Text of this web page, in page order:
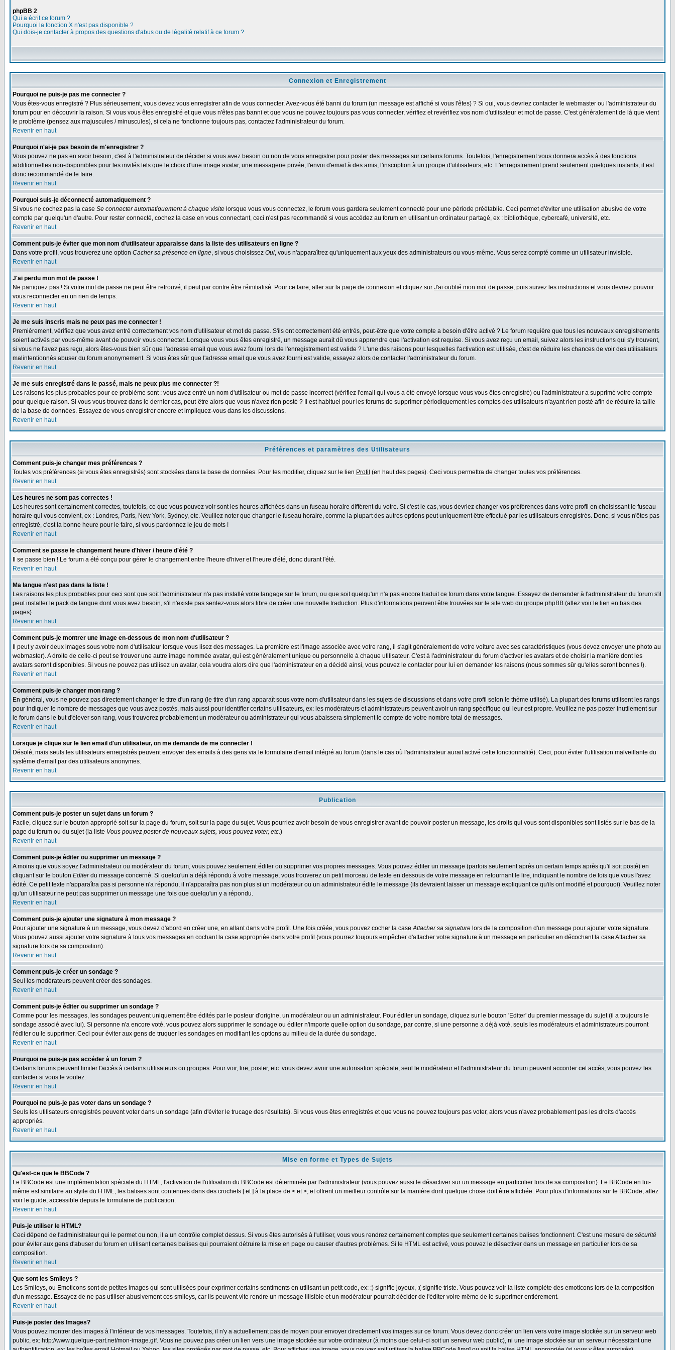
phpBB 2
Qui a écrit ce forum ?
Pourquoi la fonction X n'est pas disponible ?
Qui dois-je contacter à propos des questions d'abus ou de légalité relatif à ce forum ?
Connexion et Enregistrement
Pourquoi ne puis-je pas me connecter ?
Vous êtes-vous enregistré ? Plus sérieusement, vous devez vous enregistrer afin de vous connecter. Avez-vous été banni du forum (un message est affiché si vous l'êtes) ? Si oui, vous devriez contacter le webmaster ou l'administrateur du
forum pour en découvrir la raison. Si vous vous êtes enregistré et que vous n'êtes pas banni et que vous ne pouvez toujours pas vous connecter, vérifiez et revérifiez vos nom d'utilisateur et mot de passe. C'est généralement de là que vient
le problème (pensez aux majuscules / minuscules), si cela ne fonctionne toujours pas, contactez l'administrateur du forum.
Revenir en haut
Pourquoi n'ai-je pas besoin de m'enregistrer ?
Vous pouvez ne pas en avoir besoin, c'est à l'administrateur de décider si vous avez besoin ou non de vous enregistrer pour poster des messages sur certains forums. Toutefois, l'enregistrement vous donnera accès à des fonctions
additionnelles non-disponibles pour les invités tels que le choix d'une image avatar, une messagerie privée, l'envoi d'email à des amis, l'inscription à un groupe d'utilisateurs, etc. L'enregistrement prend seulement quelques instants, il est
donc recommandé de le faire.
Revenir en haut
Pourquoi suis-je déconnecté automatiquement ?
Si vous ne cochez pas la case Se connecter automatiquement à chaque visite lorsque vous vous connectez, le forum vous gardera seulement connecté pour une période préétablie. Ceci permet d'éviter une utilisation abusive de votre
compte par quelqu'un d'autre. Pour rester connecté, cochez la case en vous connectant, ceci n'est pas recommandé si vous accédez au forum en utilisant un ordinateur partagé, ex : bibliothèque, cybercafé, université, etc.
Revenir en haut
Comment puis-je éviter que mon nom d'utilisateur apparaisse dans la liste des utilisateurs en ligne ?
Dans votre profil, vous trouverez une option Cacher sa présence en ligne, si vous choisissez Oui, vous n'apparaîtrez qu'uniquement aux yeux des administrateurs ou vous-même. Vous serez compté comme un utilisateur invisible.
Revenir en haut
J'ai perdu mon mot de passe !
Ne paniquez pas ! Si votre mot de passe ne peut être retrouvé, il peut par contre être réinitialisé. Pour ce faire, aller sur la page de connexion et cliquez sur J'ai oublié mon mot de passe, puis suivez les instructions et vous devriez pouvoir
vous reconnecter en un rien de temps.
Revenir en haut
Je me suis inscris mais ne peux pas me connecter !
Premièrement, vérifiez que vous avez entré correctement vos nom d'utilisateur et mot de passe. S'ils ont correctement été entrés, peut-être que votre compte a besoin d'être activé ? Le forum requière que tous les nouveaux enregistrements
soient activés par vous-même avant de pouvoir vous connecter. Lorsque vous vous êtes enregistré, un message aurait dû vous apprendre que l'activation est requise. Si vous avez reçu un email, suivez alors les instructions qui s'y trouvent,
si vous ne l'avez pas reçu, alors êtes-vous bien sûr que l'adresse email que vous avez fourni lors de l'enregistrement est valide ? L'une des raisons pour lesquelles l'activation est utilisée, c'est de réduire les chances de voir des utilisateurs
malintentionnés abuser du forum anonymement. Si vous êtes sûr que l'adresse email que vous avez fourni est valide, essayez alors de contacter l'administrateur du forum.
Revenir en haut
Je me suis enregistré dans le passé, mais ne peux plus me connecter ?!
Les raisons les plus probables pour ce problème sont : vous avez entré un nom d'utilisateur ou mot de passe incorrect (vérifiez l'email qui vous a été envoyé lorsque vous vous êtes enregistré) ou l'administrateur a supprimé votre compte
pour quelque raison. Si vous vous trouvez dans le dernier cas, peut-être alors que vous n'avez rien posté ? Il est habituel pour les forums de supprimer périodiquement les comptes des utilisateurs n'ayant rien posté afin de réduire la taille
de la base de données. Essayez de vous enregistrer encore et impliquez-vous dans les discussions.
Revenir en haut
Préférences et paramètres des Utilisateurs
Comment puis-je changer mes préférences ?
Toutes vos préférences (si vous êtes enregistrés) sont stockées dans la base de données. Pour les modifier, cliquez sur le lien Profil (en haut des pages). Ceci vous permettra de changer toutes vos préférences.
Revenir en haut
Les heures ne sont pas correctes !
Les heures sont certainement correctes, toutefois, ce que vous pouvez voir sont les heures affichées dans un fuseau horaire différent du votre. Si c'est le cas, vous devriez changer vos préférences dans votre profil en choisissant le fuseau
horaire qui vous convient, ex : Londres, Paris, New York, Sydney, etc. Veuillez noter que changer le fuseau horaire, comme la plupart des autres options peut uniquement être effectué par les utilisateurs enregistrés. Donc, si vous n'êtes pas
enregistré, c'est la bonne heure pour le faire, si vous pardonnez le jeu de mots !
Revenir en haut
Comment se passe le changement heure d'hiver / heure d'été ?
Il se passe bien ! Le forum a été conçu pour gérer le changement entre l'heure d'hiver et l'heure d'été, donc durant l'été.
Revenir en haut
Ma langue n'est pas dans la liste !
Les raisons les plus probables pour ceci sont que soit l'administrateur n'a pas installé votre langage sur le forum, ou que soit quelqu'un n'a pas encore traduit ce forum dans votre langue. Essayez de demander à l'administrateur du forum s'il
peut installer le pack de langue dont vous avez besoin, s'il n'existe pas sentez-vous alors libre de créer une nouvelle traduction. Plus d'informations peuvent être trouvées sur le site web du groupe phpBB (allez voir le lien en bas des
pages).
Revenir en haut
Comment puis-je montrer une image en-dessous de mon nom d'utilisateur ?
Il peut y avoir deux images sous votre nom d'utilisateur lorsque vous lisez des messages. La première est l'image associée avec votre rang, il s'agit généralement de votre voiture avec ses caractéristiques (vous devez envoyer une photo au
webmaster). A droite de celle-ci peut se trouver une autre image nommée avatar, qui est généralement unique ou personnelle à chaque utilisateur. C'est à l'administrateur du forum d'activer les avatars et de choisir la manière dont les
avatars seront disponibles. Si vous ne pouvez pas utilisez un avatar, cela voudra alors dire que l'administrateur en a décidé ainsi, vous pouvez le contacter pour lui en demander les raisons (nous sommes sûr qu'elles seront bonnes !).
Revenir en haut
Comment puis-je changer mon rang ?
En général, vous ne pouvez pas directement changer le titre d'un rang (le titre d'un rang apparaît sous votre nom d'utilisateur dans les sujets de discussions et dans votre profil selon le thème utilisé). La plupart des forums utilisent les rangs
pour indiquer le nombre de messages que vous avez postés, mais aussi pour identifier certains utilisateurs, ex: les modérateurs et administrateurs peuvent avoir un rang spécifique qui leur est propre. Veuillez ne pas poster inutilement sur
le forum dans le but d'élever son rang, vous trouverez probablement un modérateur ou administrateur qui vous abaissera simplement le compte de votre nombre total de messages.
Revenir en haut
Lorsque je clique sur le lien email d'un utilisateur, on me demande de me connecter !
Désolé, mais seuls les utilisateurs enregistrés peuvent envoyer des emails à des gens via le formulaire d'email intégré au forum (dans le cas où l'administrateur aurait activé cette fonctionnalité). Ceci, pour éviter l'utilisation malveillante du
système d'email par des utilisateurs anonymes.
Revenir en haut
Publication
Comment puis-je poster un sujet dans un forum ?
Facile, cliquez sur le bouton approprié soit sur la page du forum, soit sur la page du sujet. Vous pourriez avoir besoin de vous enregistrer avant de pouvoir poster un message, les droits qui vous sont disponibles sont listés sur le bas de la
page du forum ou du sujet (la liste Vous pouvez poster de nouveaux sujets, vous pouvez voter, etc.)
Revenir en haut
Comment puis-je éditer ou supprimer un message ?
A moins que vous soyez l'administrateur ou modérateur du forum, vous pouvez seulement éditer ou supprimer vos propres messages. Vous pouvez éditer un message (parfois seulement après un certain temps après qu'il soit posté) en
cliquant sur le bouton Editerdu message concerné. Si quelqu'un a déjà répondu à votre message, vous trouverez un petit morceau de texte en dessous de votre message en retournant le lire, indiquant le nombre de fois que vous l'avez
édité. Ce petit texte n'apparaîtra pas si personne n'a répondu, il n'apparaîtra pas non plus si un modérateur ou un administrateur édite le message (ils devraient laisser un message expliquant ce qu'ils ont modifié et pourquoi). Veuillez noter
qu'un utilisateur ne peut pas supprimer un message une fois que quelqu'un y a répondu.
Revenir en haut
Comment puis-je ajouter une signature à mon message ?
Pour ajouter une signature à un message, vous devez d'abord en créer une, en allant dans votre profil. Une fois créée, vous pouvez cocher la caseAttacher sa signature lors de la composition d'un message pour ajouter votre signature.
Vous pouvez aussi ajouter votre signature à tous vos messages en cochant la case appropriée dans votre profil (vous pourrez toujours empêcher d'attacher votre signature à un message en particulier en décochant la case Attacher sa
signature lors de sa composition).
Revenir en haut
Comment puis-je créer un sondage ?
Seul les modérateurs peuvent créer des sondages.
Revenir en haut
Comment puis-je éditer ou supprimer un sondage ?
Comme pour les messages, les sondages peuvent uniquement être édités par le posteur d'origine, un modérateur ou un administrateur. Pour éditer un sondage, cliquez sur le bouton 'Editer' du premier message du sujet (il a toujours le
sondage associé avec lui). Si personne n'a encore voté, vous pouvez alors supprimer le sondage ou éditer n'importe quelle option du sondage, par contre, si une personne a déjà voté, seuls les modérateurs et administrateurs pourront
l'éditer ou le supprimer. Ceci pour éviter aux gens de truquer les sondages en modifiant les options au milieu de la durée du sondage.
Revenir en haut
Pourquoi ne puis-je pas accéder à un forum ?
Certains forums peuvent limiter l'accès à certains utilisateurs ou groupes. Pour voir, lire, poster, etc. vous devez avoir une autorisation spéciale, seul le modérateur et l'administrateur du forum peuvent accorder cet accès, vous pouvez les
contacter si vous le voulez.
Revenir en haut
Pourquoi ne puis-je pas voter dans un sondage ?
Seuls les utilisateurs enregistrés peuvent voter dans un sondage (afin d'éviter le trucage des résultats). Si vous vous êtes enregistrés et que vous ne pouvez toujours pas voter, alors vous n'avez probablement pas les droits d'accès
appropriés.
Revenir en haut
Mise en forme et Types de Sujets
Qu'est-ce que le BBCode ?
Le BBCode est une implémentation spéciale du HTML, l'activation de l'utilisation du BBCode est déterminée par l'administrateur (vous pouvez aussi le désactiver sur un message en particulier lors de sa composition). Le BBCode en lui-
même est similaire au styile du HTML, les balises sont contenues dans des crochets [ et ] à la place de < et >, et offrent un meilleur contrôle sur la manière dont quelque chose doit être affichée. Pour plus d'informations sur le BBCode, allez
voir le guide, accessible depuis le formulaire de publication.
Revenir en haut
Puis-je utiliser le HTML?
Ceci dépend de l'administrateur qui le permet ou non, il a un contrôle complet dessus. Si vous êtes autorisés à l'utiliser, vous vous rendrez certainement comptes que seulement certaines balises fonctionnent. C'est une mesure de sécurité
pour éviter aux gens d'abuser du forum en utilisant certaines balises qui pourraient détruire la mise en page ou causer d'autres problèmes. Si le HTML est activé, vous pouvez le désactiver dans un message en particulier lors de sa
composition.
Revenir en haut
Que sont les Smileys ?
Les Smileys, ou Emoticons sont de petites images qui sont utilisées pour exprimer certains sentiments en utilisant un petit code, ex: :) signifie joyeux, :( signifie triste. Vous pouvez voir la liste complète des emoticons lors de la composition
d'un message. Essayez de ne pas utiliser abusivement ces smileys, car ils peuvent vite rendre un message illisible et un modérateur pourrait décider de l'éditer voire même de le supprimer entièrement.
Revenir en haut
Puis-je poster des Images?
Vous pouvez montrer des images à l'intérieur de vos messages. Toutefois, il n'y a actuellement pas de moyen pour envoyer directement vos images sur ce forum. Vous devez donc créer un lien vers votre image stockée sur un serveur web
public, ex: http://www.quelque-part.net/mon-image.gif. Vous ne pouvez pas créer un lien vers une image stockée sur votre ordinateur (à moins que celui-ci soit un serveur web public), ni une image stockée sur un serveur nécessitant une